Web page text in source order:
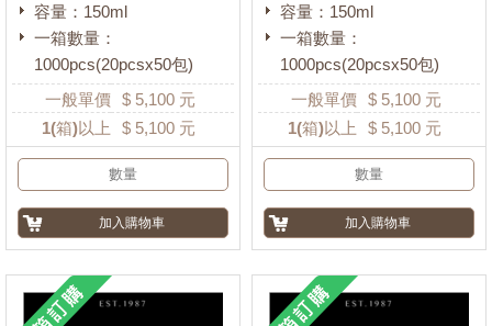
容量：150ml
一箱數量：
1000pcs(20pcsx50包)
一般單價 $ 5,100 元
1(箱)以上 $ 5,100 元
容量：150ml
一箱數量：
1000pcs(20pcsx50包)
一般單價 $ 5,100 元
1(箱)以上 $ 5,100 元